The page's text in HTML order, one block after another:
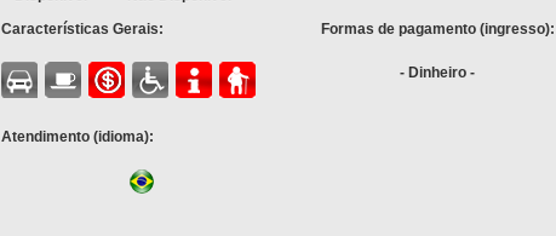
Características Gerais:
Atendimento (idioma):
Formas de pagamento (ingresso):
- Dinheiro -